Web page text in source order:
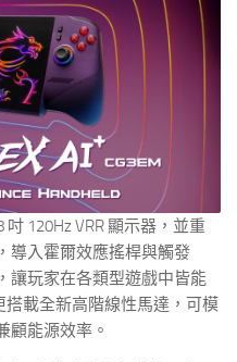
120Hz VRR 顯示器，並重
導入霍爾效應搖桿與觸發
讓玩家在各類型遊戲中皆能
搭載全新高階線性馬達，可模
顧能源效率。